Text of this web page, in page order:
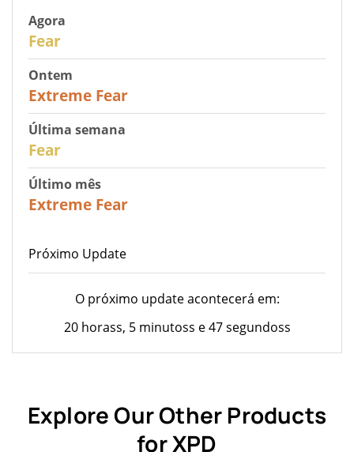
Agora
Fear
Ontem
Extreme Fear
Última semana
Fear
Último mês
Extreme Fear
Próximo Update
O próximo update acontecerá em:
20 horass, 5 minutoss e 47 segundoss
Explore Our Other Products
for XPD